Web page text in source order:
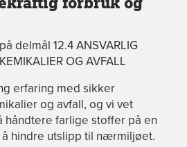
delmål 12.4 ANSVARLIG
OG AVFALL
erfaring med sikker
og avfall, og vi vet
håndtere farlige stoffer på en
hindre utslipp til nærmiljøet.